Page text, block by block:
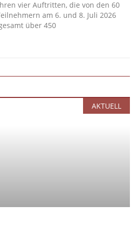
vier Auftritten, die von den 60
am 6. und 8. Juli 2026
über 450
AKTUELL